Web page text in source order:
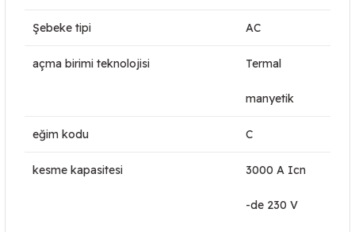
Şebeke tipi AC
açma birimi teknolojisi Termal
manyetik
eğim kodu C
kesme kapasitesi 3000 A Icn
-de 230 V